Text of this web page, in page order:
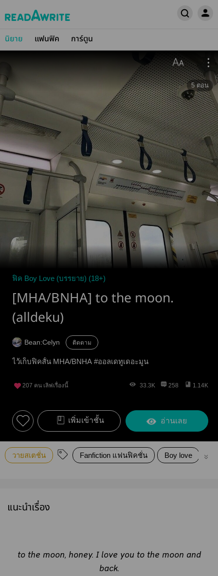
นิยาย แฟนฟิค การ์ตูน
5 ตอน
ฟิค Boy Love (บรรยาย) (18+)
[MHA/BNHA] to the moon.
(alldeku)
Bean:Celyn ติดตาม
ไว้เก็บฟิคสั้น MHA/BNHA #ออลเดทูเดอะมูน
207 คน เลิฟเรื่องนี้ 33.3K 258 1.14K
เพิ่มเข้าชั้น อ่านเลย
วายสเตชั่น Fanfiction แฟนฟิคชั่น Boy love
แนะนำเรื่อง
to the moon, honey. I love you to the moon and
back.